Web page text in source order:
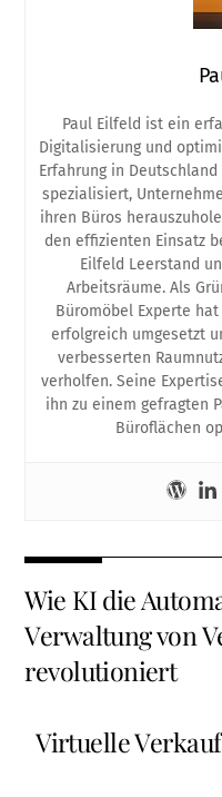
Paul Eilfeld ist ein
Digitalisierung und
Erfahrung in
spezialisiert,
ihren Büros
den effizienten Einsatz
Eilfeld Leerstand
Arbeitsräume. Als
Büromöbel Experte
erfolgreich umgesetzt
verbesserten
verholfen. Seine
ihn zu einem gefragten
Büroflächen
Wie KI die
Verwaltung von
revolutioniert
Virtuelle